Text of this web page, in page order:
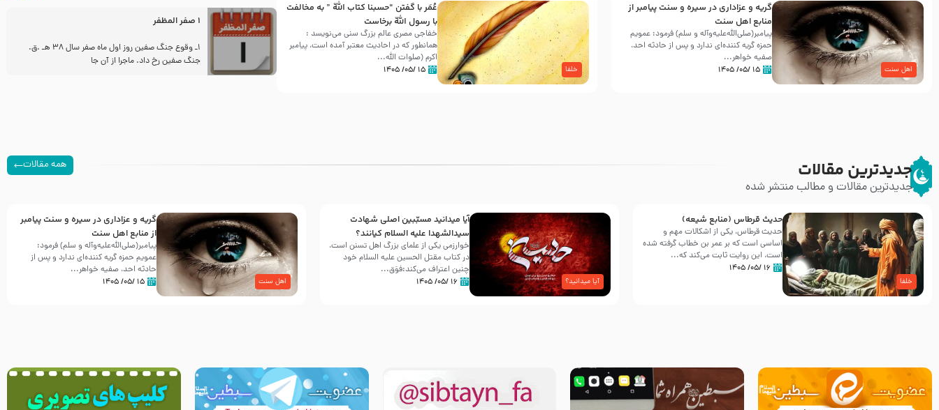
اهل سنت
گریه و عزاداری در سیره و سنت پیامبر از
منابع اهل سنت
پیامبر(صلی‌الله‌علیه‌وآله و سلم) فرمود: عمویم
حمزه گریه کننده‌ای ندارد و پس از حادثه احد،
صفیه خواهر...
۱۵ /۰۵/ ۱۴۰۵ خلفا
عُمَر با گفتن “حسبنا كتاب اللّه ” به مخالفت
با رسول اللّه برخاست
خفاجی مصری عالم بزرگ سنی می‌نویسد :
همانطور که در احادیث معتبر آمده است، پیامبر
اکرم (صلوات اللّه...
۱۵ /۰۵/ ۱۴۰۵
30 صفر المظفر
شهادت حضرت علی بن موسی الرضا (علیه السلام) در روز
آخـر صفر سـال 203 هـ .ق. هشـتمین اختر تابناک امامت
1 صفر المظفر
1ـ وقوع جنگ صفین روز اول ماه صفر سال 38 هـ .ق.
جنگ صفین رخ داد. ماجرا از آن جا
جدیدترین مقالات
جدیدترین مقالات و مطالب منتشر شده
همه مقالات
خلفا
حدیث قرطاس (منابع شیعه)
حدیث قرطاس، یکی از اشکالات مهم و
اساسی است که بر عمر بن خطاب گرفته شده
است، این روایت ثابت می‌کند که...
۱۶ /۰۵/ ۱۴۰۵
آیا میدانید؟
آیا میدانید مسبّبین اصلی شهادت
سیدالشهدا علیه ‌السلام کیانند؟
خوارزمی یکی از علمای بزرگ اهل تسنن است،
در کتاب مقتل الحسین علیه ‌السلام خود
چنین اعتراف می‌کند:فوَق...
۱۶ /۰۵/ ۱۴۰۵ اهل سنت
گریه و عزاداری در سیره و سنت پیامبر
از منابع اهل سنت
پیامبر(صلی‌الله‌علیه‌وآله و سلم) فرمود:
عمویم حمزه گریه کننده‌ای ندارد و پس از
حادثه احد، صفیه خواهر...
۱۵ /۰۵/ ۱۴۰۵